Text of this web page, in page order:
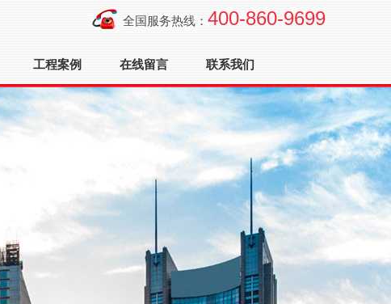
全国服务热线： 400-860-9699
工程案例 在线留言 联系我们